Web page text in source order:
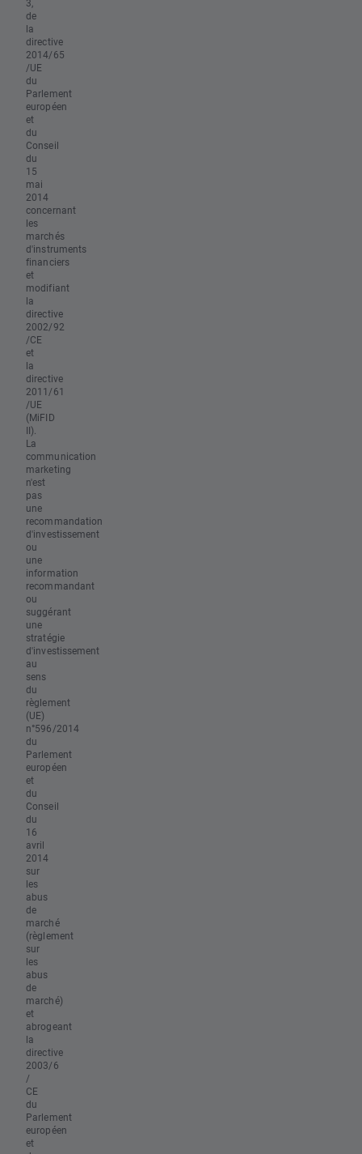
3,
de
la
directive
2014/65
/UE
du
Parlement
européen
et
du
Conseil
du
15
mai
2014
concernant
les
marchés
d'instruments
financiers
et
modifiant
la
directive
2002/92
/CE
et
la
directive
2011/61
/UE
(MiFID
II).
La
communication
marketing
n'est
pas
une
recommandation
d'investissement
ou
une
information
recommandant
ou
suggérant
une
stratégie
d'investissement
au
sens
du
règlement
(UE)
n°596/2014
du
Parlement
européen
et
du
Conseil
du
16
avril
2014
sur
les
abus
de
marché
(règlement
sur
les
abus
de
marché)
et
abrogeant
la
directive
2003/6
/
CE
du
Parlement
européen
et